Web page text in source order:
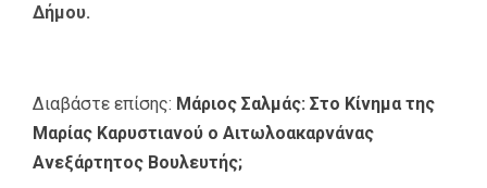
Δήμου.
Διαβάστε επίσης: Μάριος Σαλμάς: Στο Κίνημα της
Μαρίας Καρυστιανού ο Αιτωλοακαρνάνας
Ανεξάρτητος Βουλευτής;